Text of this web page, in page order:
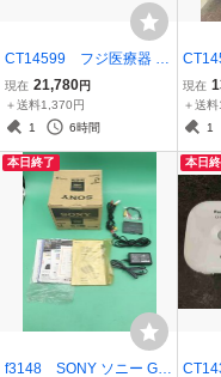
CT14599 フジ医療器 電
解水素水生成器 purenano
+水素 HX-7000 浄水器 ア
ルカリイオン整水器 2026
現在 21,780円
＋送料1,370円
1
6時間
ン 掃
ーナ
現在
＋送
1
本日終了
f3148 SONY ソニー GV-
本日